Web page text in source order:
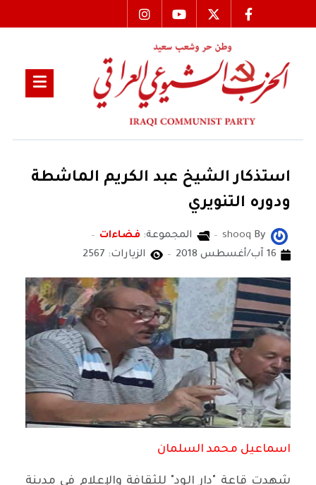
استذكار الشيخ عبد الكريم الماشطة
ودوره التنويري
By
shooq المجموعة: فضاءات
16 آب/أغسطس 2018
الزيارات: 2567
اسماعيل محمد السلمان‏
شهدت قاعة "دار الود" للثقافة والإعلام في مدينة